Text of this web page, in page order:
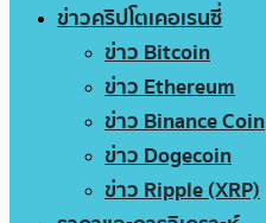
ข่าวคริปโตเคอเรนซี่
ข่าว Bitcoin
ข่าว Ethereum
ข่าว Binance Coin
ข่าว Dogecoin
ข่าว Ripple (XRP)